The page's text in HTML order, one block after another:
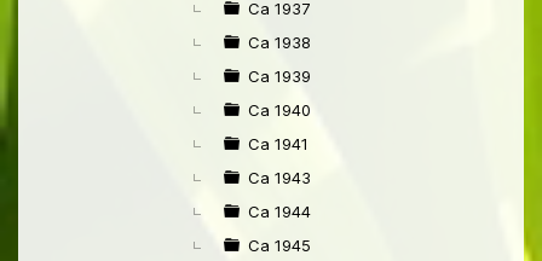
Ca 1937
Ca 1938
Ca 1939
Ca 1940
Ca 1941
Ca 1943
Ca 1944
Ca 1945